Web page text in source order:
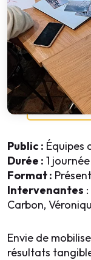
Public : Équipes
Durée : 1 journée
Format :
Intervenantes
Carbon,
Envie de
résultats